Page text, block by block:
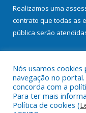
Realizamos uma
contrato que todas as
pública serão
Todos os direitos
Nós usamos
navegação no
concorda com a
Para ter mais
Política de cookies (